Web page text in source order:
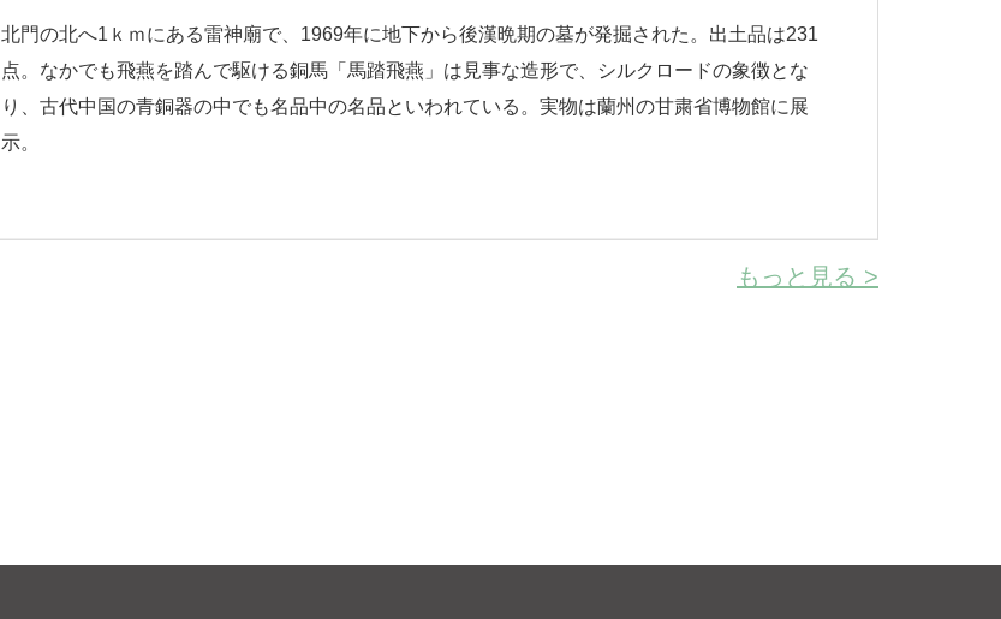
北門の北へ1ｋｍにある雷神廟で、1969年に地下から後漢晩期の墓が発掘された。出土品は231
点。なかでも飛燕を踏んで駆ける銅馬「馬踏飛燕」は見事な造形で、シルクロードの象徴とな
り、古代中国の青銅器の中でも名品中の名品といわれている。実物は蘭州の甘粛省博物館に展
示。
もっと見る >